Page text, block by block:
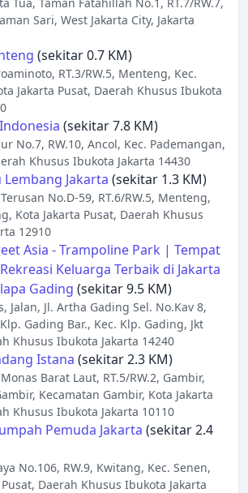
Sari, West Jakarta City, Jakarta
(sekitar 0.7 KM)
RT.3/RW.5, Menteng, Kec.
Jakarta Pusat, Daerah Khusus Ibukota
(sekitar 7.8 KM)
No.7, RW.10, Ancol, Kec. Pademangan,
Khusus Ibukota Jakarta 14430
Lembang Jakarta (sekitar 1.3 KM)
No.D-59, RT.6/RW.5, Menteng,
Kota Jakarta Pusat, Daerah Khusus
12910
Asia - Trampoline Park | Tempat
Keluarga Terbaik di Jakarta
Gading (sekitar 9.5 KM)
Jalan, Jl. Artha Gading Sel. No.Kav 8,
Klp. Gading Bar., Kec. Klp. Gading, Jkt
Khusus Ibukota Jakarta 14240
Istana (sekitar 2.3 KM)
Barat Laut, RT.5/RW.2, Gambir,
Kecamatan Gambir, Kota Jakarta
Khusus Ibukota Jakarta 10110
Pemuda Jakarta (sekitar 2.4
No.106, RW.9, Kwitang, Kec. Senen,
Daerah Khusus Ibukota Jakarta